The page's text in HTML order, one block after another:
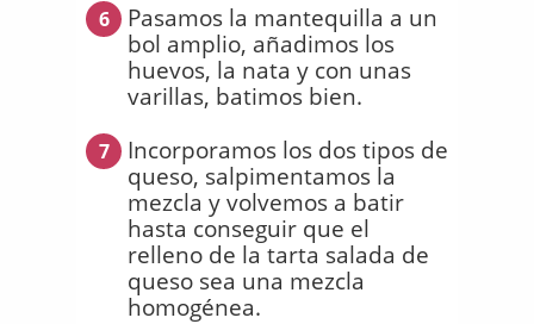
6
Pasamos la mantequilla a un
bol amplio, añadimos los
huevos, la nata y con unas
varillas, batimos bien.
7
Incorporamos los dos tipos de
queso, salpimentamos la
mezcla y volvemos a batir
hasta conseguir que el
relleno de la tarta salada de
queso sea una mezcla
homogénea.